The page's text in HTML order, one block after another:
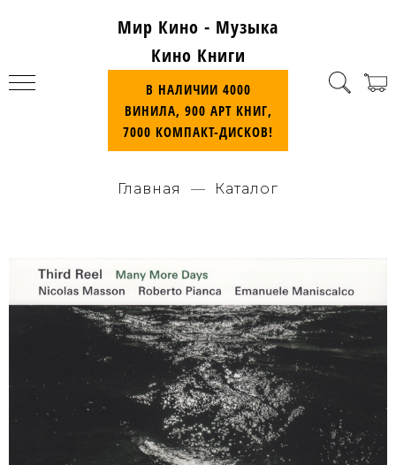
Мир Кино - Музыка
Кино Книги
В НАЛИЧИИ 4000
ВИНИЛА, 900 АРТ КНИГ,
7000 КОМПАКТ-ДИСКОВ!
Главная Каталог